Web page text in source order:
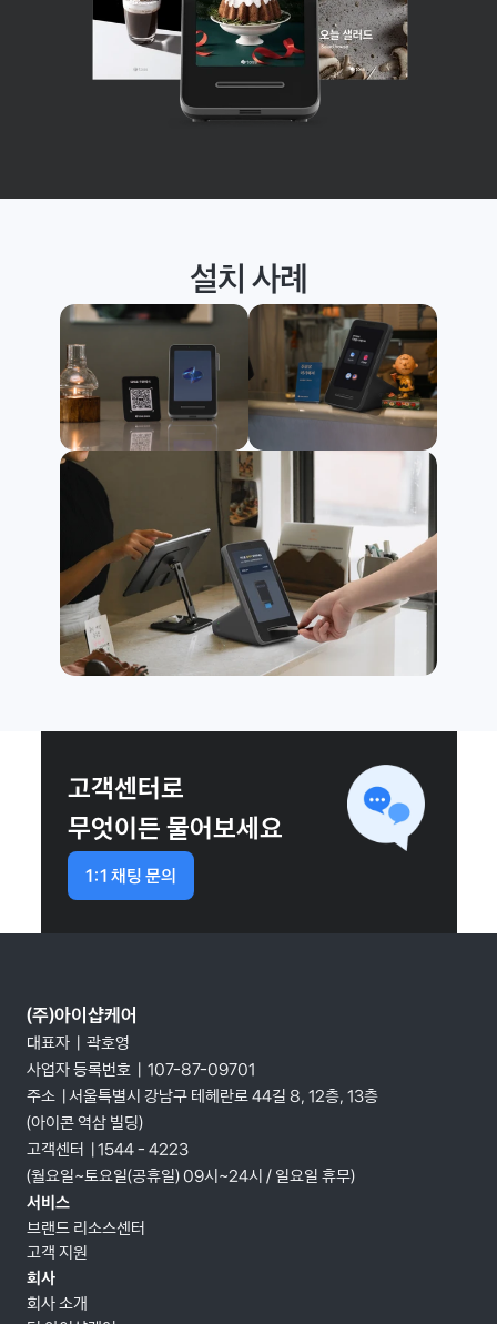
설치 사례
고객센터로
무엇이든 물어보세요
1:1 채팅 문의
(주)아이샵케어
대표자  |  곽호영
사업자 등록번호  |  107-87-09701
주소  | 서울특별시 강남구 테헤란로 44길 8, 12층, 13층
(아이콘 역삼 빌딩)
고객센터  | 1544 - 4223
(월요일~토요일(공휴일) 09시~24시 / 일요일 휴무)
서비스
브랜드 리소스센터
고객 지원
회사
회사 소개